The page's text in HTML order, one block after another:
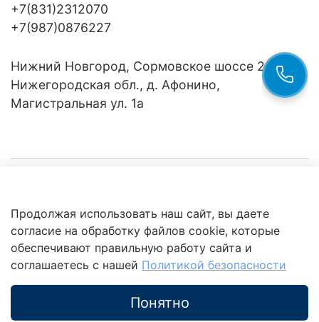
Клиентам
Это интересно
+7(831)2312070
+7(987)0876227
Нижний Новгород, Сормовское шоссе 24/36
Нижегородская обл., д. Афонино,
Магистральная ул. 1а
Продолжая использовать наш сайт, вы даете
согласие на обработку файлов cookie, которые
обеспечивают правильную работу сайта и
соглашаетесь с нашей Политикой безопасности
Понятно
обработки